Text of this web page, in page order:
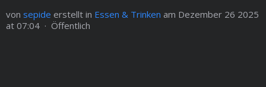
von sepide erstellt in Essen & Trinken am Dezember 26 2025
at 07:04 · Öffentlich